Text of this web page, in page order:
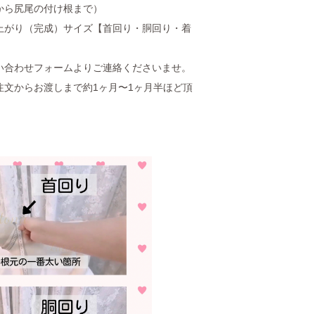
尻尾の付け根まで）
り（完成）サイズ【首回り・胴回り・着
わせフォームよりご連絡くださいませ。
からお渡しまで約1ヶ月〜1ヶ月半ほど頂